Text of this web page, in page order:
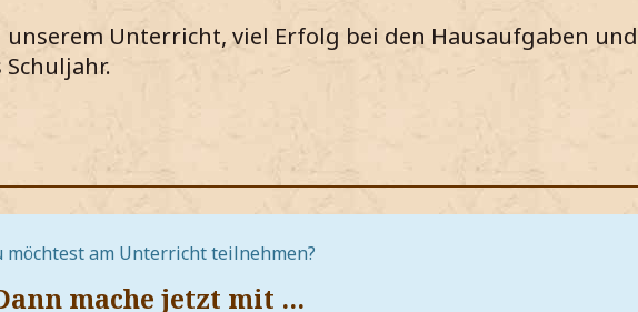
unserem Unterricht, viel Erfolg bei den Hausaufgaben und
möchtest am Unterricht teilnehmen?
mache jetzt mit …